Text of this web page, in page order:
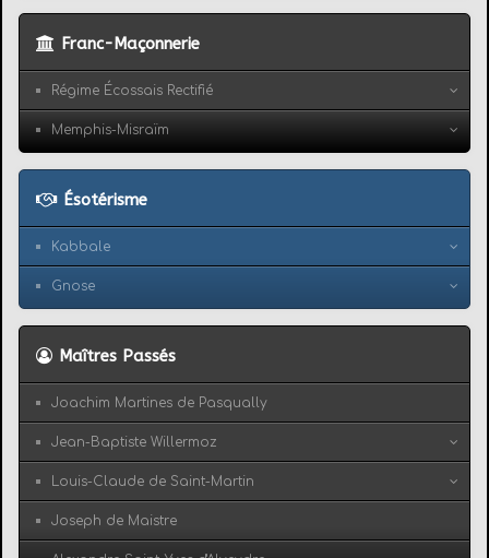
Franc-Maçonnerie
Régime Écossais Rectifié
Memphis-Misraïm
Ésotérisme
Kabbale
Gnose
Maîtres Passés
Joachim Martines de Pasqually
Jean-Baptiste Willermoz
Louis-Claude de Saint-Martin
Joseph de Maistre